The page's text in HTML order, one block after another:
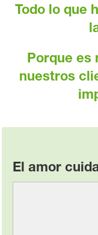
Todo lo que
Porque es
nuestros
El amor